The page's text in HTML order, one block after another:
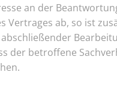
an der
Vertrages ab, so ist
der betroffene